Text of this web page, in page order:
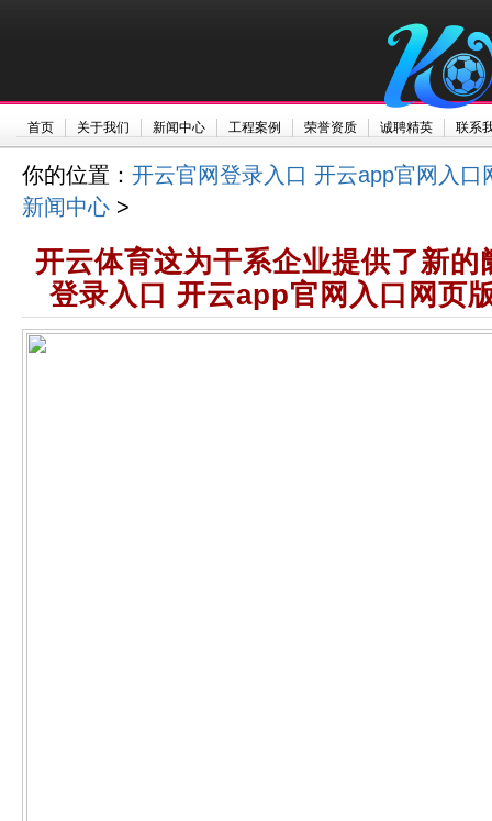
首页 关于我们 新闻中心 工程案例 荣誉资质 诚聘精英 联系
你的位置： 开云官网登录入口 开云app官网入口
新闻中心 >
开云体育这为干系企业提供了新
登录入口 开云app官网入口网页